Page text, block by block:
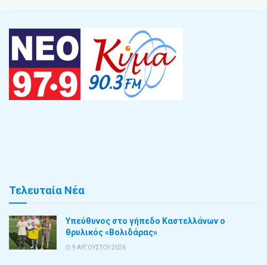
Τελευταία Νέα
Υπεύθυνος στο γήπεδο Καστελλάνων ο
θρυλικός «Βολιδάρας»
9 ΑΥΓΟΎΣΤΟΥ 2026